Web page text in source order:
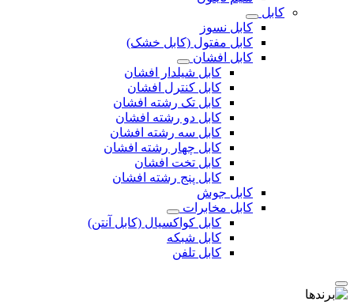
کابل
کابل نسوز
کابل مفتول (کابل خشک)
کابل افشان
کابل شیلدار افشان
کابل کنترل افشان
کابل تک رشته افشان
کابل دو رشته افشان
کابل سه رشته افشان
کابل چهار رشته افشان
کابل تخت افشان
کابل پنج رشته افشان
کابل جوش
کابل مخابرات
کابل کواکسیال (کابل آنتن)
کابل شبکه
کابل تلفن